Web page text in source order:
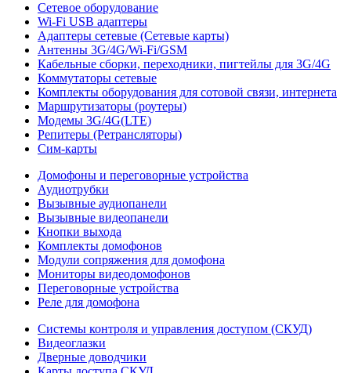
Сетевое оборудование
Wi-Fi USB адаптеры
Адаптеры сетевые (Сетевые карты)
Антенны 3G/4G/Wi-Fi/GSM
Кабельные сборки, переходники, пигтейлы для 3G/4G
Коммутаторы сетевые
Комплекты оборудования для сотовой связи, интернета
Маршрутизаторы (роутеры)
Модемы 3G/4G(LTE)
Репитеры (Ретрансляторы)
Сим-карты
Домофоны и переговорные устройства
Аудиотрубки
Вызывные аудиопанели
Вызывные видеопанели
Кнопки выхода
Комплекты домофонов
Модули сопряжения для домофона
Мониторы видеодомофонов
Переговорные устройства
Реле для домофона
Системы контроля и управления доступом (СКУД)
Видеоглазки
Дверные доводчики